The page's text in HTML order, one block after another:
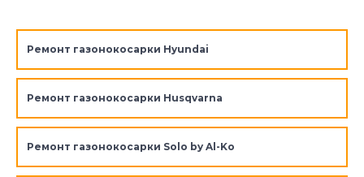
Ремонт газонокосарки Hyundai
Ремонт газонокосарки Husqvarna
Ремонт газонокосарки Solo by Al-Ko